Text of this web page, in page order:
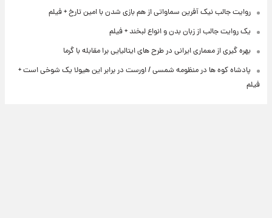
روایت جالب نیک آفرین سماواتی از هم بازی شدن با امین تارخ + فیلم
یک روایت جالب از زبان بدن و انواع لبخند + فیلم
بهره گیری از معماری ایرانی در طرح های ایتالیایی برا مقابله با گرما
پادشاه کوه ها در منظومه شمسی / اورست در برابر این هیولا یک شوخی است +
فیلم